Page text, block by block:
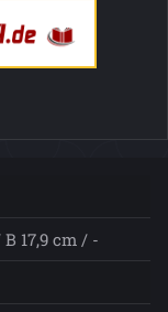
17,9 cm / -